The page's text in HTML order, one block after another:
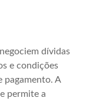
dívidas
e condições
pagamento. A
permite a